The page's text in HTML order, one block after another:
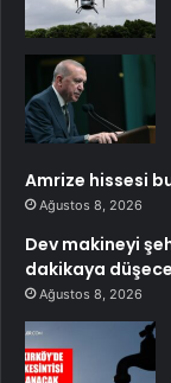
Amrize hissesi
Ağustos 8, 2026
Dev makineyi
dakikaya
Ağustos 8, 2026